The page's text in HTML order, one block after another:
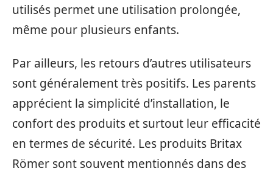
utilisés permet une utilisation prolongée,
même pour plusieurs enfants.
Par ailleurs, les retours d’autres utilisateurs
sont généralement très positifs. Les parents
apprécient la simplicité d’installation, le
confort des produits et surtout leur efficacité
en termes de sécurité. Les produits Britax
Römer sont souvent mentionnés dans des